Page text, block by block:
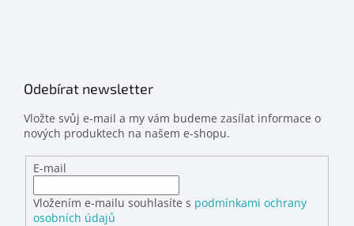
Odebírat newsletter
Vložte svůj e-mail a my vám budeme zasílat informace o
nových produktech na našem e-shopu.
E-mail
Vložením e-mailu souhlasíte s podmínkami ochrany
osobních údajů